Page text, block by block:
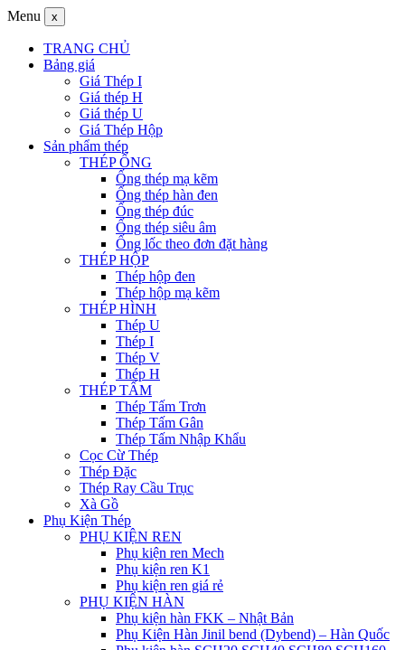
Menu x
TRANG CHỦ
Bảng giá
Giá Thép I
Giá thép H
Giá thép U
Giá Thép Hộp
Sản phẩm thép
THÉP ỐNG
Ống thép mạ kẽm
Ống thép hàn đen
Ống thép đúc
Ống thép siêu âm
Ống lốc theo đơn đặt hàng
THÉP HỘP
Thép hộp đen
Thép hộp mạ kẽm
THÉP HÌNH
Thép U
Thép I
Thép V
Thép H
THÉP TẤM
Thép Tấm Trơn
Thép Tấm Gân
Thép Tấm Nhập Khẩu
Cọc Cừ Thép
Thép Đặc
Thép Ray Cầu Trục
Xà Gồ
Phụ Kiện Thép
PHỤ KIỆN REN
Phụ kiện ren Mech
Phụ kiện ren K1
Phụ kiện ren giá rẻ
PHỤ KIỆN HÀN
Phụ kiện hàn FKK – Nhật Bản
Phụ Kiện Hàn Jinil bend (Dybend) – Hàn Quốc